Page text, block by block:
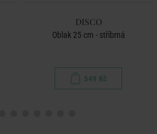
DISCO
Oblak 25 cm - stříbrná
549 Kč